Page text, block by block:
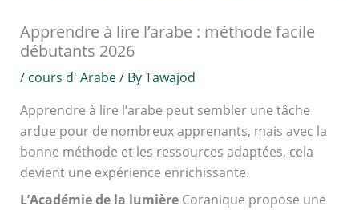
Apprendre à lire l’arabe : méthode facile
débutants 2026
/ cours d' Arabe/ ByTawajod
Apprendre à lire l’arabe peut sembler une tâche
ardue pour de nombreux apprenants, mais avec la
bonne méthode et les ressources adaptées, cela
devient une expérience enrichissante.
L’Académie de la lumière Coranique propose une